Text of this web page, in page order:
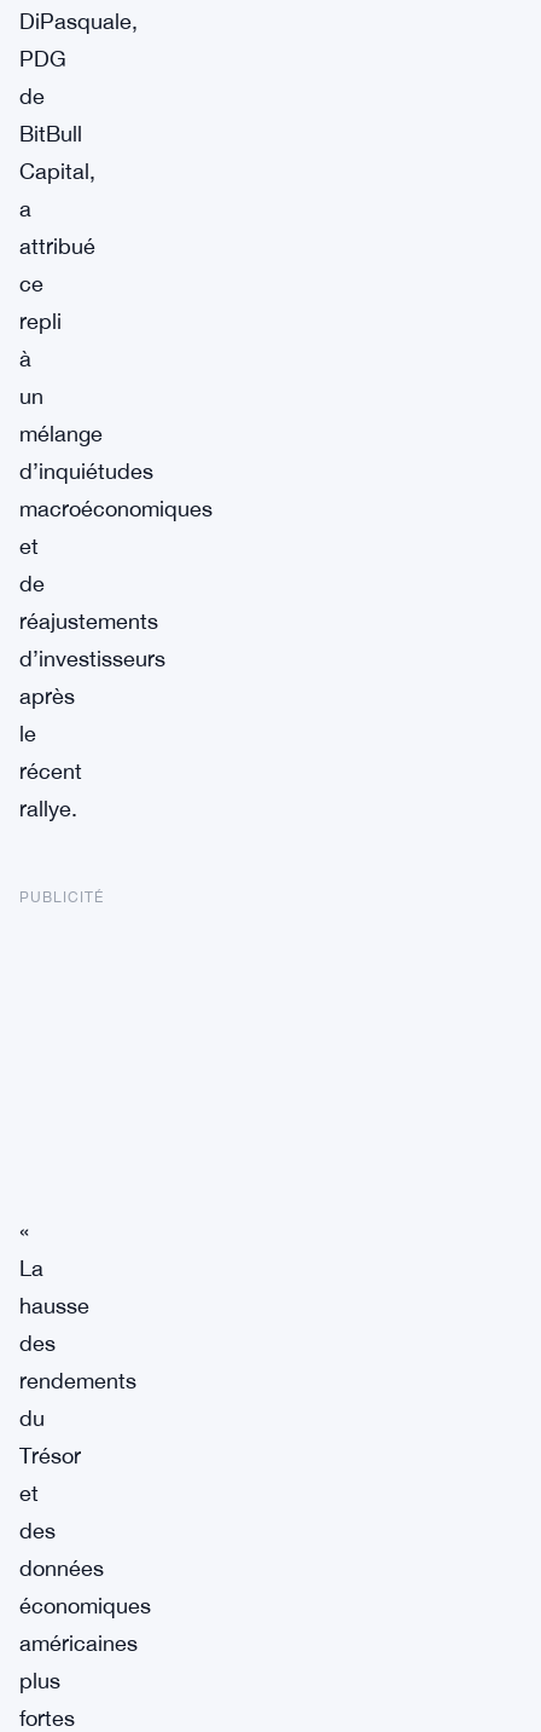
DiPasquale,
PDG
de
BitBull
Capital,
a
attribué
ce
repli
à
un
mélange
d’inquiétudes
macroéconomiques
et
de
réajustements
d’investisseurs
après
le
récent
rallye.
PUBLICITÉ
«
La
hausse
des
rendements
du
Trésor
et
des
données
économiques
américaines
plus
fortes